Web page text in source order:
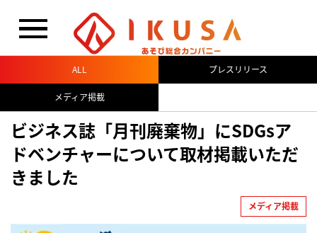
ALL プレスリリース
メディア掲載
ビジネス誌「月刊廃棄物」にSDGsア
ドベンチャーについて取材掲載いただ
きました
メディア掲載